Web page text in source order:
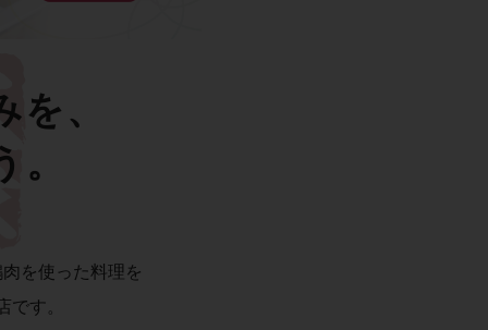
、
を使った料理を
です。